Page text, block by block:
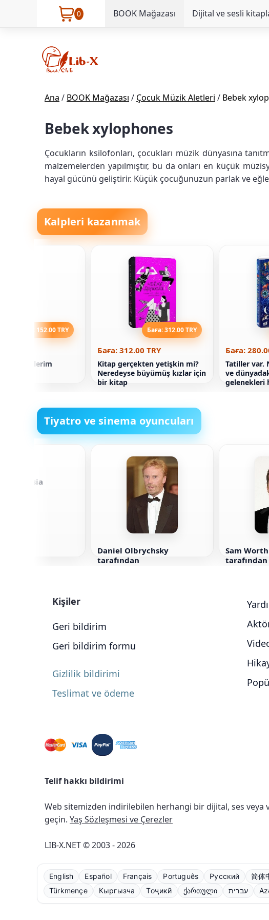
0 BOOK Mağazası Dijital ve sesli
Ana / BOOK Mağazası / Çocuk Müzik Aletleri / Bebek
Bebek xylophones
Çocukların ksilofonları, çocukları müzik dünyasına
malzemelerden yapılmıştır, bu da onları en küçük
hayal gücünü geliştirir. Küçük çocuğunuzun parlak ve
Kalpleri kazanmak
Баға: 152.00 TRY
tatillerim
Баға: 312.00 TRY
Баға: 312.00 TRY
Kitap gerçekten yetişkin mi?
Neredeyse büyümüş kızlar için
bir kitap
Баға:
Tatiller var.
ve
gelenekleri
Tiyatro ve sinema oyuncuları
DiPersia
Daniel Olbrychsky
tarafından
Sam
tarafından
Kişiler
Geri bildirim
Geri bildirim formu
Gizlilik bildirimi
Teslimat ve ödeme
Telif hakkı bildirimi
Web sitemizden indirilebilen herhangi bir dijital, ses veya
geçin. Yaş Sözleşmesi ve Çerezler
LIB-X.NET © 2003 - 2026
English Español Français Português Русский 简体
Türkmençe
Кыргызча Тоҷикӣ ქართული עברית